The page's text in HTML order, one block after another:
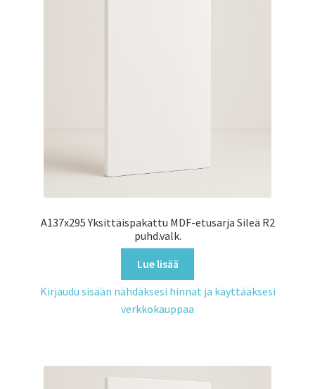
A137x295 Yksittäispakattu MDF-etusarja Sileä R2
puhd.valk.
Lue lisää
Kirjaudu sisään nähdäksesi hinnat ja käyttääksesi
verkkokauppaa